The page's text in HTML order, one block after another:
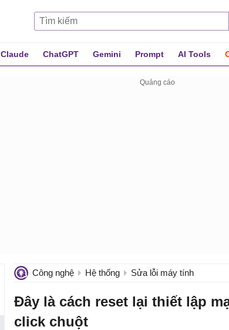
Claude ChatGPT Gemini Prompt AI Tools
Công nghệ Hệ thống Sửa lỗi máy tính
Đây là cách reset lại thiết lập
click chuột